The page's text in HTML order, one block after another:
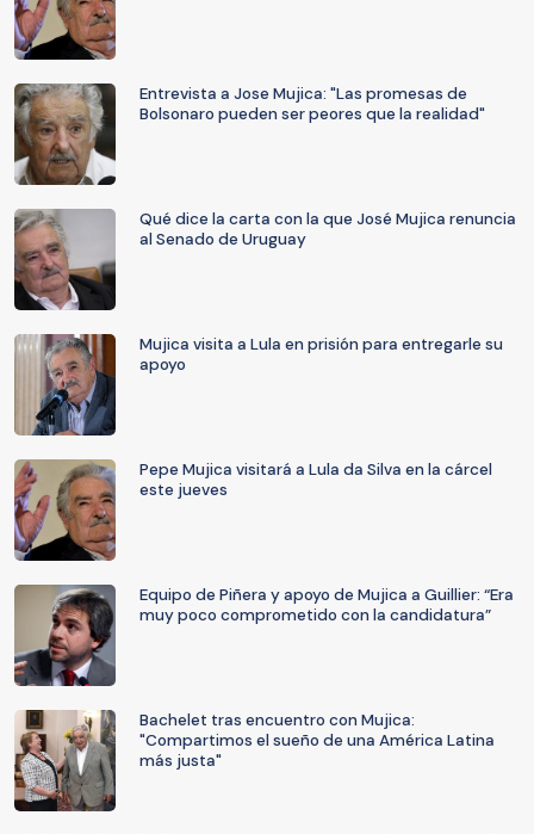
Entrevista a Jose Mujica: "Las promesas de
Bolsonaro pueden ser peores que la realidad"
Qué dice la carta con la que José Mujica renuncia
al Senado de Uruguay
Mujica visita a Lula en prisión para entregarle su
apoyo
Pepe Mujica visitará a Lula da Silva en la cárcel
este jueves
Equipo de Piñera y apoyo de Mujica a Guillier: “Era
muy poco comprometido con la candidatura”
Bachelet tras encuentro con Mujica:
"Compartimos el sueño de una América Latina
más justa"